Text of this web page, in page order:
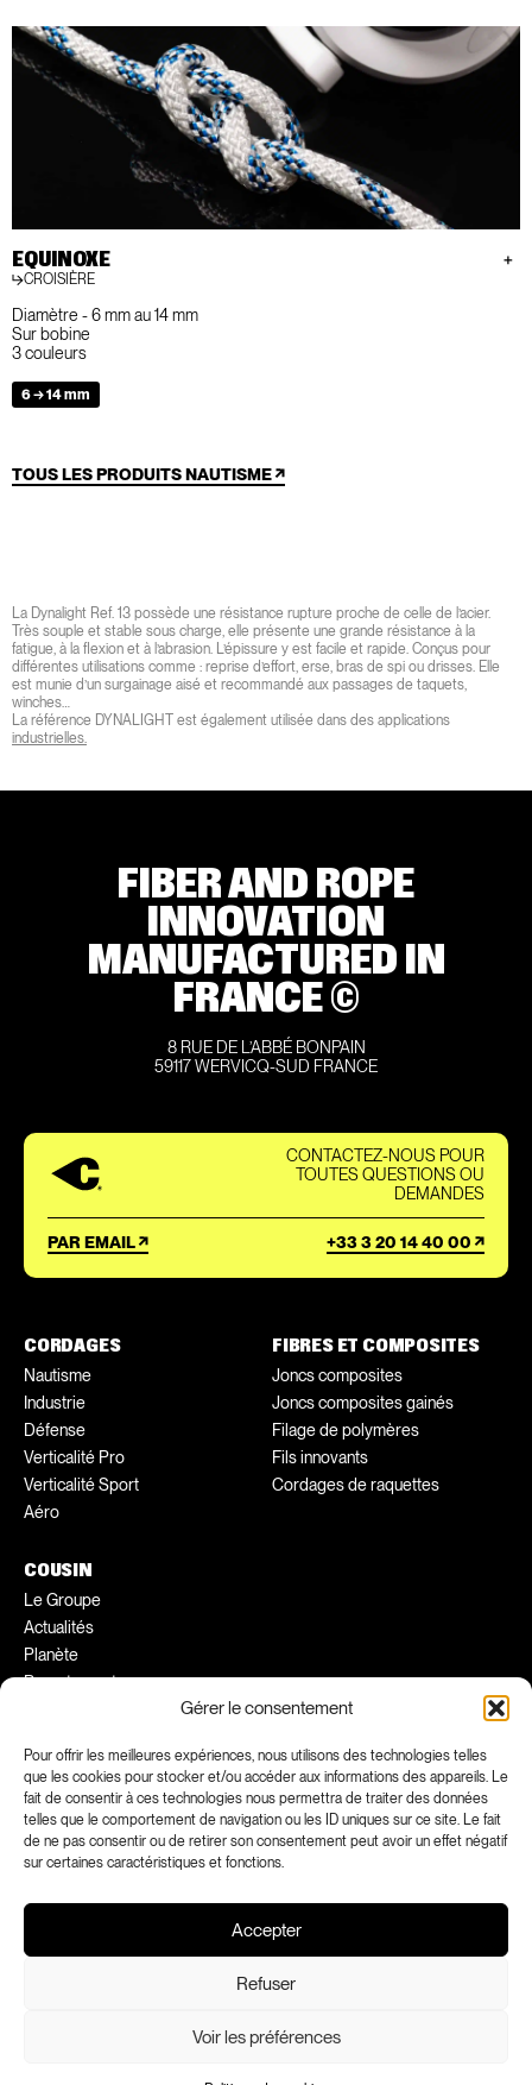
Gérer le consentement
Pour offrir les meilleures expériences, nous utilisons des technologies telles
que les cookies pour stocker et/ou accéder aux informations des appareils. Le
fait de consentir à ces technologies nous permettra de traiter des données
telles que le comportement de navigation ou les ID uniques sur ce site. Le fait
de ne pas consentir ou de retirer son consentement peut avoir un effet négatif
sur certaines caractéristiques et fonctions.
Accepter
Refuser
Voir les préférences
EQUINOXE
CROISIÈRE
Diamètre - 6 mm au 14 mm
Sur bobine
3 couleurs
6 → 14 mm
TOUS LES PRODUITS NAUTISME
La Dynalight Ref. 13 possède une résistance rupture proche de celle de l’acier.
Très souple et stable sous charge, elle présente une grande résistance à la
fatigue, à la flexion et à l’abrasion. L’épissure y est facile et rapide. Conçus pour
différentes utilisations comme : reprise d’effort, erse, bras de spi ou drisses. Elle
est munie d’un surgainage aisé et recommandé aux passages de taquets,
winches…
La référence DYNALIGHT est également utilisée dans des applications
industrielles.
FIBER AND ROPE
INNOVATION
MANUFACTURED IN
FRANCE ©
8 RUE DE L’ABBÉ BONPAIN
59117 WERVICQ-SUD FRANCE
CONTACTEZ-NOUS POUR
TOUTES QUESTIONS OU
DEMANDES
PAR EMAIL +33 3 20 14 40 00
CORDAGES
Nautisme
Industrie
Défense
Verticalité Pro
Verticalité Sport
Aéro
FIBRES ET COMPOSITES
Joncs composites
Joncs composites gainés
Filage de polymères
Fils innovants
Cordages de raquettes
COUSIN
Le Groupe
Actualités
Planète
Recrutement
FACEBOOK INSTAGRAM
LINKEDIN YOUTUBE